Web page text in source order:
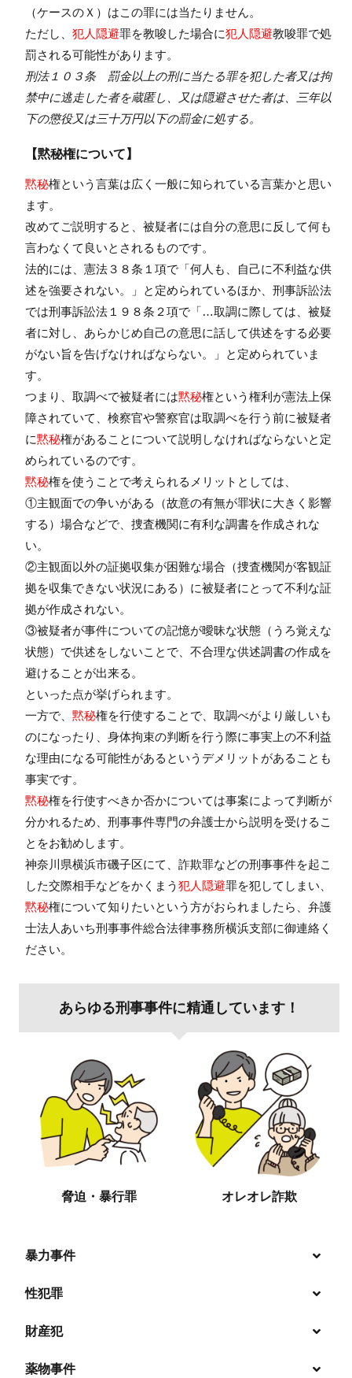
（ケースのＸ）はこの罪には当たりません。
ただし、 犯人隠避罪を教唆した場合に犯人隠避教唆罪で処
罰される可能性があります。
刑法１０３条 罰金以上の刑に当たる罪を犯した者又は拘
禁中に逃走した者を蔵匿し、又は隠避させた者は、三年以
下の懲役又は三十万円以下の罰金に処する。
【黙秘権について】
黙秘権という言葉は広く一般に知られている言葉かと思い
ます。
改めてご説明すると、被疑者には自分の意思に反して何も
言わなくて良いとされるものです。
法的には、憲法３８条１項で「何人も、自己に不利益な供
述を強要されない。」と定められているほか、刑事訴訟法
では刑事訴訟法１９８条２項で「…取調に際しては、被疑
者に対し、あらかじめ自己の意思に話して供述をする必要
がない旨を告げなければならない。」と定められていま
す。
つまり、取調べで被疑者には黙秘権という権利が憲法上保
障されていて、検察官や警察官は取調べを行う前に被疑者
に黙秘権があることについて説明しなければならないと定
められているのです。
黙秘権を使うことで考えられるメリットとしては、
①主観面での争いがある（故意の有無が罪状に大きく影響
する）場合などで、捜査機関に有利な調書を作成されな
い。
②主観面以外の証拠収集が困難な場合（捜査機関が客観証
拠を収集できない状況にある）に被疑者にとって不利な証
拠が作成されない。
③被疑者が事件についての記憶が曖昧な状態（うろ覚えな
状態）で供述をしないことで、不合理な供述調書の作成を
避けることが出来る。
といった点が挙げられます。
一方で、 黙秘権を行使することで、取調べがより厳しいも
のになったり、身体拘束の判断を行う際に事実上の不利益
な理由になる可能性があるというデメリットがあることも
事実です。
黙秘権を行使すべきか否かについては事案によって判断が
分かれるため、刑事事件専門の弁護士から説明を受けるこ
とをお勧めします。
神奈川県横浜市磯子区にて、詐欺罪などの刑事事件を起こ
した交際相手などをかくまう 犯人隠避罪を犯してしまい、
黙秘権について知りたいという方がおられましたら、弁護
士法人あいち刑事事件総合法律事務所横浜支部に御連絡く
ださい。
あらゆる刑事事件に精通しています！
脅迫・暴行罪 オレオレ詐欺
暴力事件
性犯罪
財産犯
薬物事件